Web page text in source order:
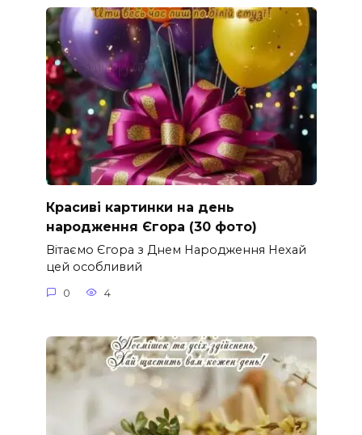
Красиві картинки на день
народження Єгора (30 фото)
Вітаємо Єгора з Днем Народження Нехай
цей особливий
0 4